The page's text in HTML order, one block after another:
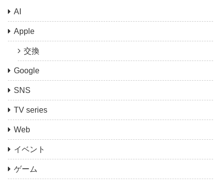
AI
Apple
交換
Google
SNS
TV series
Web
イベント
ゲーム